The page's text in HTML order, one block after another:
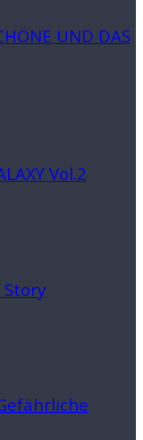
UND DAS
Vol.2
Story